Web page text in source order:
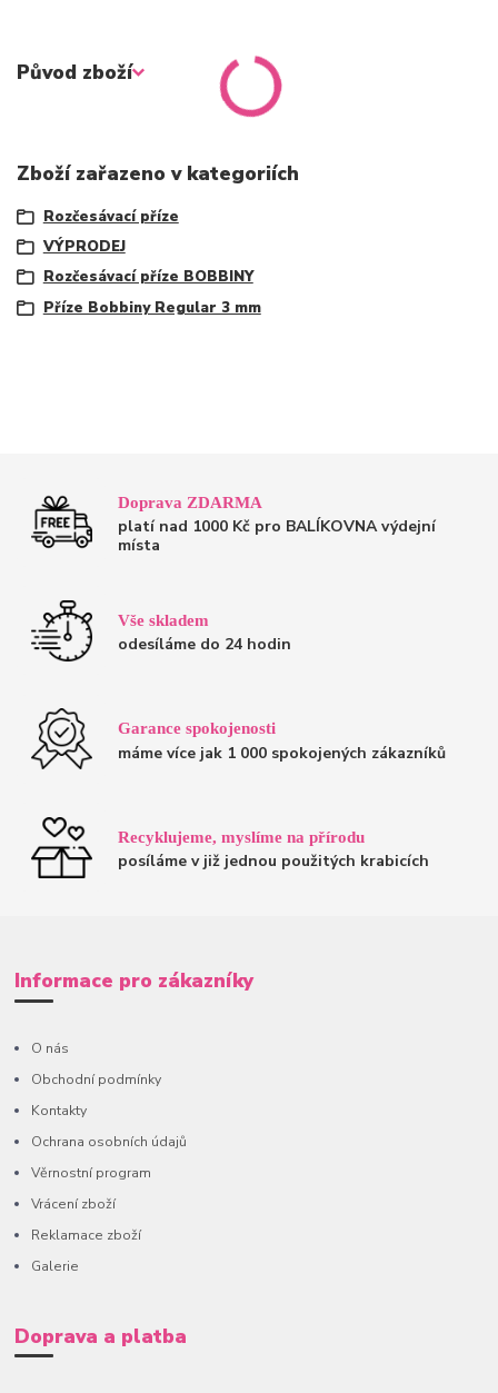
Původ zboží
Zboží zařazeno v kategoriích
Rozčesávací příze
VÝPRODEJ
Rozčesávací příze BOBBINY
Příze Bobbiny Regular 3 mm
Doprava ZDARMA
platí nad 1000 Kč pro BALÍKOVNA výdejní
místa
Vše skladem
odesíláme do 24 hodin
Garance spokojenosti
máme více jak 1 000 spokojených zákazníků
Recyklujeme, myslíme na přírodu
posíláme v již jednou použitých krabicích
Informace pro zákazníky
O nás
Obchodní podmínky
Kontakty
Ochrana osobních údajů
Věrnostní program
Vrácení zboží
Reklamace zboží
Galerie
Doprava a platba